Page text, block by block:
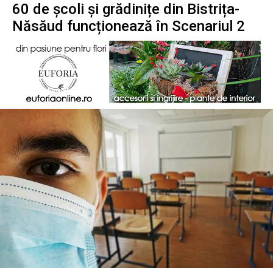
60 de școli și grădinițe din Bistrița-
Năsăud funcționează în Scenariul 2